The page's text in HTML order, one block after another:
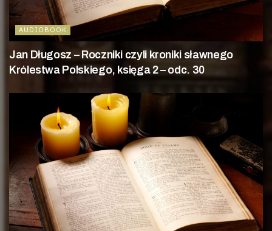
AUDIOBOOK
Jan Długosz – Roczniki czyli kroniki sławnego
Królestwa Polskiego, księga 2 – odc. 30